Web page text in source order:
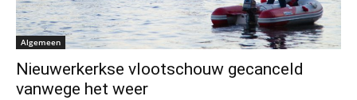
Algemeen
Nieuwerkerkse vlootschouw gecanceld
vanwege het weer